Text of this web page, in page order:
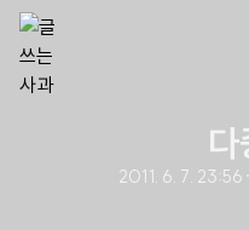
다
2011. 6. 7. 23:56 ·